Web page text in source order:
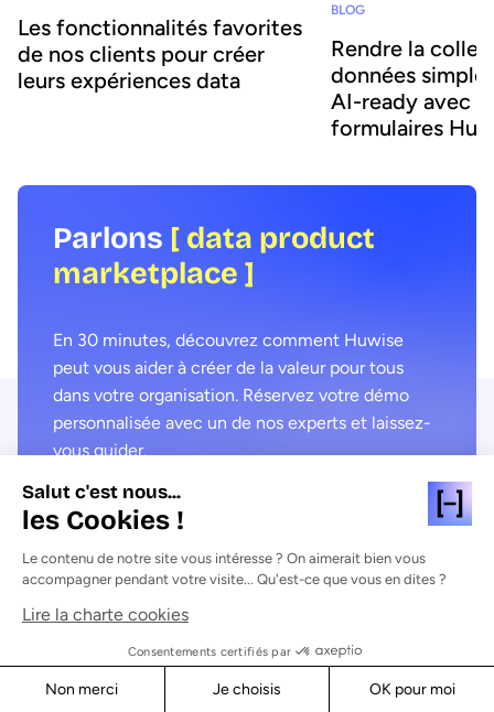
Les fonctionnalités favorites
de nos clients pour créer
leurs expériences data
BLOG
Rendre la
données
AI-ready avec
formulaires
Parlons [ data product
marketplace ]
En 30 minutes, découvrez comment Huwise
peut vous aider à créer de la valeur pour tous
dans votre organisation. Réservez votre démo
personnalisée avec un de nos experts et laissez-
vous guider.
Demander une démo
Salut c'est nous...
les Cookies !
Le contenu de notre site vous intéresse ? On aimerait bien vous
accompagner pendant votre visite... Qu'est-ce que vous en dites ?
Lire la charte cookies
Consentements certifiés par
Non merci Je choisis OK pour moi